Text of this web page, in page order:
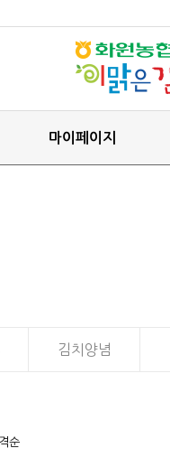
마이페이지
김치양념
순